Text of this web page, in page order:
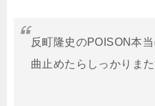
反町隆史のPOISON本
曲止めたらしっかりま